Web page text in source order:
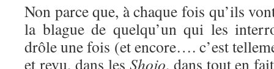
Non parce que, à chaque fois qu’ils
la blague de quelqu’un qui les
drôle une fois (et encore…. c’est
et revu, dans les Shojo, dans tout en